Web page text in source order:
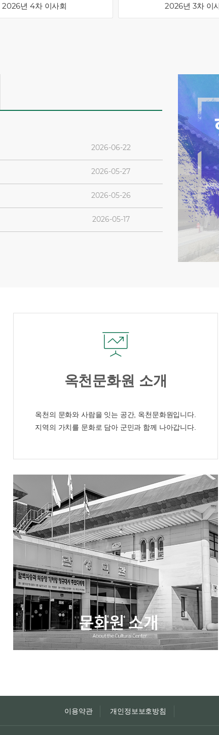
2026년 4차 이사회 2026년 3차 이사
2026-06-22
2026-05-27
2026-05-26
2026-05-17
옥천문화원 소개
옥천의 문화와 사람을 잇는 공간, 옥천문화원입니다.
지역의 가치를 문화로 담아 군민과 함께 나아갑니다.
이용약관 개인정보보호방침